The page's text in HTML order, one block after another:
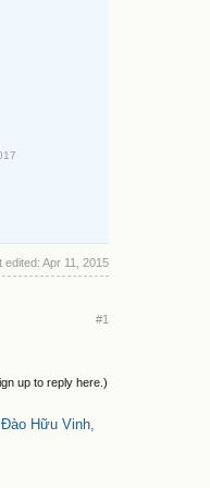
edited: Apr 11, 2015
#1
up to reply here.)
Hữu Vinh,